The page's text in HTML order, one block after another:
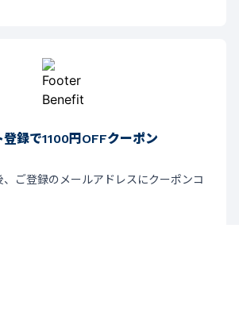
録で1100円OFFクーポン
、ご登録のメールアドレスにクーポンコ